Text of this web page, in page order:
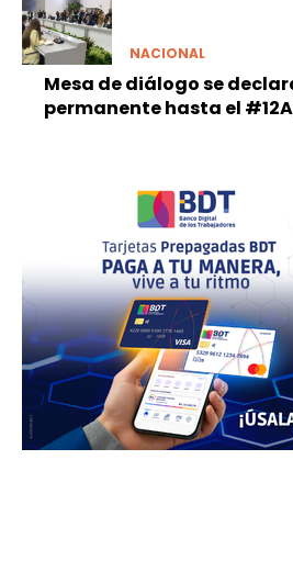
NACIONAL
Mesa de diálogo se
permanente hasta el